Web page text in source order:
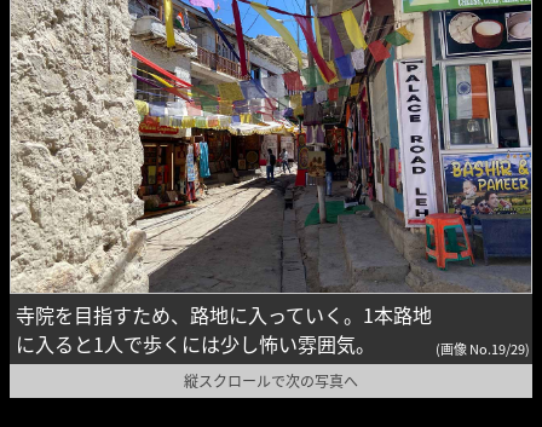
寺院を目指すため、路地に入っていく。1本路地
に入ると1人で歩くには少し怖い雰囲気。
(画像 No.19/29)
縦スクロールで次の写真へ